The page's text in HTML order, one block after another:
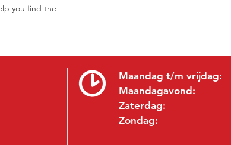
you find the
Maandag t/m vrijdag:
Maandagavond:
Zaterdag:
Zondag: